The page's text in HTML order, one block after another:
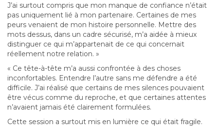
J’ai surtout compris que mon manque de confiance n’était
pas uniquement lié à mon partenaire. Certaines de mes
peurs venaient de mon histoire personnelle. Mettre des
mots dessus, dans un cadre sécurisé, m’a aidée à mieux
distinguer ce qui m’appartenait de ce qui concernait
réellement notre relation. »
« Ce tête-à-tête m’a aussi confrontée à des choses
inconfortables. Entendre l’autre sans me défendre a été
difficile. J’ai réalisé que certains de mes silences pouvaient
être vécus comme du reproche, et que certaines attentes
n’avaient jamais été clairement formulées.
Cette session a surtout mis en lumière ce qui était fragile.